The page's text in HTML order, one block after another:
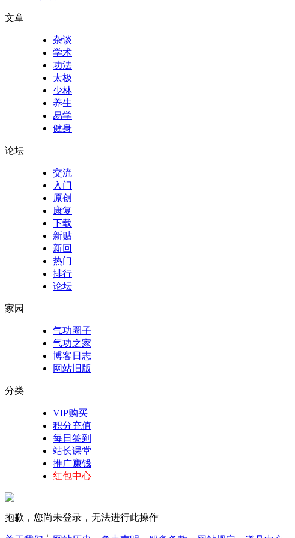
文章
杂谈
学术
功法
太极
少林
养生
易学
健身
论坛
交流
入门
原创
康复
下载
新贴
新回
热门
排行
论坛
家园
气功圈子
气功之家
博客日志
网站旧版
分类
VIP购买
积分充值
每日签到
站长课堂
推广赚钱
红包中心
抱歉，您尚未登录，无法进行此操作